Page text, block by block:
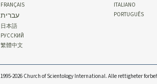
FRANÇAIS
עברית
日本語
РУССКИЙ
繁體中文
ITALIANO
PORTUGUÊS
2026 Church of Scientology International. Alle rettigheter